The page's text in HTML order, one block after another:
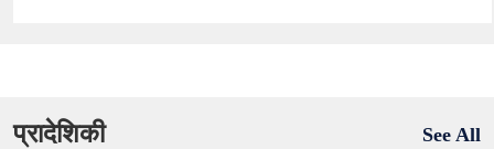
प्रादेशिकी See All